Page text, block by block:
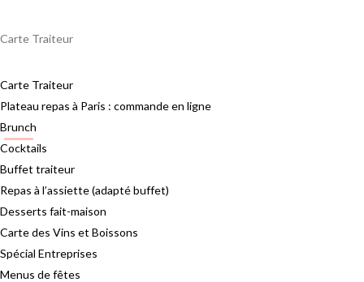
Carte Traiteur
Carte Traiteur
Plateau repas à Paris : commande en ligne
Brunch
Cocktails
Buffet traiteur
Repas à l’assiette (adapté buffet)
Desserts fait-maison
Carte des Vins et Boissons
Spécial Entreprises
Menus de fêtes